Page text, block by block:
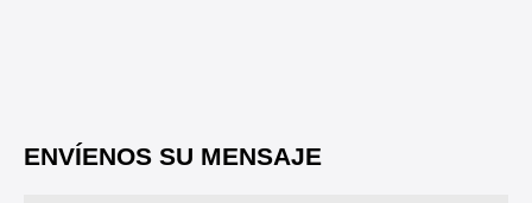
ENVÍENOS SU MENSAJE